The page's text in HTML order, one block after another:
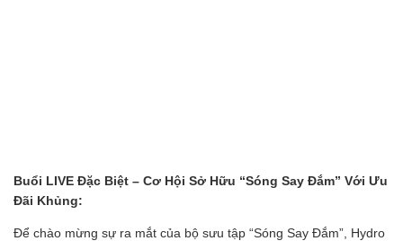
Buổi LIVE Đặc Biệt – Cơ Hội Sở Hữu “Sóng Say Đắm” Với Ưu
Đãi Khủng:
Để chào mừng sự ra mắt của bộ sưu tập “Sóng Say Đắm”, Hydro